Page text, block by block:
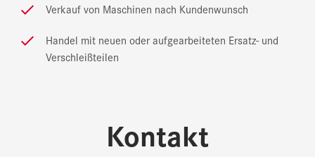
Verkauf von Maschinen nach Kundenwunsch
Handel mit neuen oder aufgearbeiteten Ersatz- und
Verschleißteilen
Kontakt